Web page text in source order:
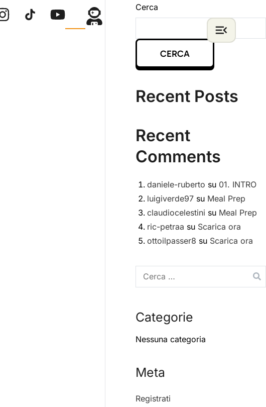
Cerca
CERCA
Recent Posts
Recent
Comments
daniele-ruberto su 01. INTRO
luigiverde97su Meal Prep
claudiocelestini su Meal Prep
ric-petraa su Scarica ora
ottoilpasser8 su Scarica ora
Categorie
Nessuna categoria
Meta
Registrati